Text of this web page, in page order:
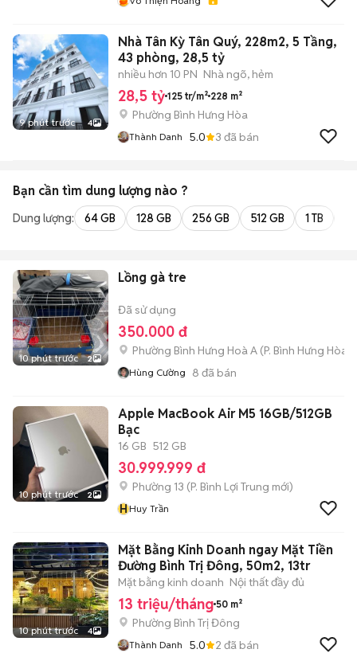
9 phút trước 4
Nhà Tân Kỳ Tân Quý, 228m2, 5 Tầng,
43 phòng, 28,5 tỷ
nhiều hơn 10 PN Nhà ngõ, hẻm
28,5 tỷ 125 tr/m² 228 m²
Phường Bình Hưng Hòa
Thành Danh 5.0 3 đã bán
Bạn cần tìm dung lượng nào ?
Dung lượng: 64 GB 128 GB 256 GB 512 GB 1 TB
10 phút trước 2
Lồng gà tre
Đã sử dụng
350.000 đ
Phường Bình Hưng Hoà A (P. Bình Hưng Hòa
Hùng Cường 8 đã bán
10 phút trước 2
Apple MacBook Air M5 16GB/512GB
Bạc
16 GB 512 GB
30.999.999 đ
Phường 13 (P. Bình Lợi Trung mới)
HHuy Trần
10 phút trước 4
Mặt Bằng Kinh Doanh ngay Mặt Tiền
Đường Bình Trị Đông, 50m2, 13tr
Mặt bằng kinh doanh Nội thất đầy đủ
13 triệu/tháng 50 m²
Phường Bình Trị Đông
Thành Danh 5.0 2 đã bán